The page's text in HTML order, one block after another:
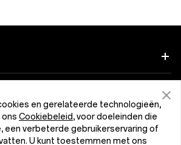
en gerelateerde technologieën,
ons Cookiebeleid, voor doeleinden die
een verbeterde gebruikerservaring of
U kunt toestemmen met ons